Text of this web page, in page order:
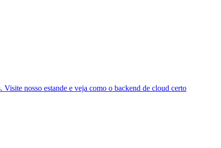
nosso estande e veja como o backend de cloud certo